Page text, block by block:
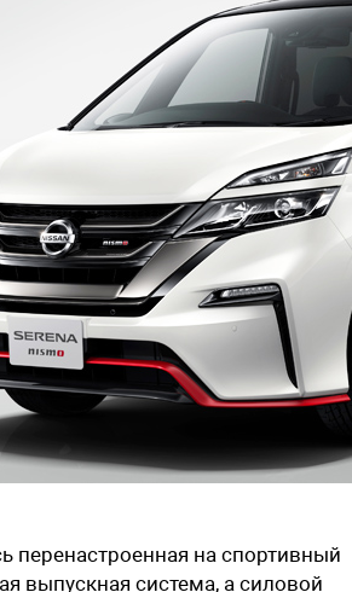
перенастроенная на спортивный
выпускная система, а силовой